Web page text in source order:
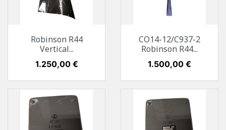
Robinson R44
Vertical...
Preis
1.250,00 €
CO14-12/C937-2
Robinson R44...
Preis
1.500,00 €